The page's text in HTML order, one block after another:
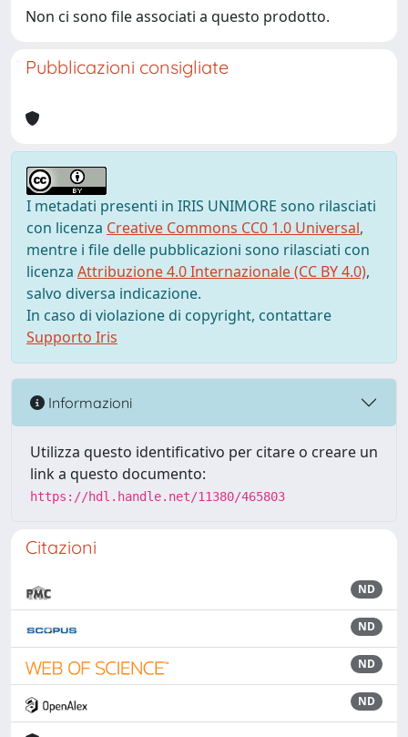
Non ci sono file associati a questo prodotto.
Pubblicazioni consigliate
I metadati presenti in IRIS UNIMORE sono rilasciati
con licenza Creative Commons CC0 1.0 Universal,
mentre i file delle pubblicazioni sono rilasciati con
licenza Attribuzione 4.0 Internazionale (CC BY 4.0),
salvo diversa indicazione.
In caso di violazione di copyright, contattare
Supporto Iris
Informazioni
Utilizza questo identificativo per citare o creare un
link a questo documento:
https://hdl.handle.net/11380/465803
Citazioni
ND
ND
ND
ND